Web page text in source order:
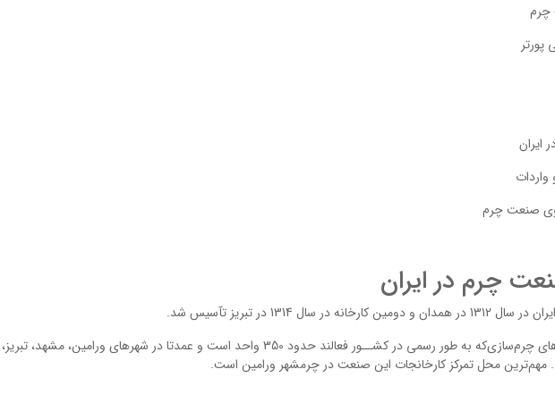
چرم
ایران
صنعت چرم
سال 1314 در تبریز تآسیس شد.
ﺗﻌﺪﺍﺩ ﻛﺎﺭﺧﺎﻧﺠﺎﺕ ﻭ ﻛﺎﺭﮔﺎﻩﻫﺎﻱ چرﻡﺳﺎﺯﻱﻛﻪ ﺑﻪ ﻃﻮﺭ ﺭﺳﻤﻲ ﺩﺭ ﻛﺸــﻮﺭ ﻓﻌﺎﻟﻨﺪ ﺣﺪﻭﺩ 350 ﻭﺍﺣﺪ ﺍﺳﺖ ﻭ ﻋﻤﺪﺗﺎ ﺩﺭ ﺷﻬﺮﻫﺎﻱ ﻭﺭﺍﻣﻴﻦ، ﻣﺸﻬﺪ، ﺗﺒﺮﻳﺰ،
ﻣﻬﻢﺗﺮﻳﻦ ﻣﺤﻞ ﺗﻤﺮﻛﺰ ﻛﺎﺭﺧﺎﻧﺠﺎﺕ اين صنعت ﺩﺭ ﭼﺮﻣﺸﻬﺮ ﻭﺭﺍﻣﻴﻦ ﺍﺳﺖ.